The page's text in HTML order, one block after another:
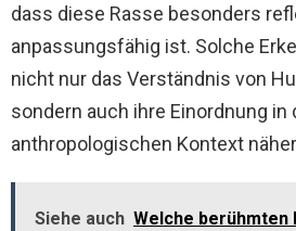
dass diese Rasse besonders
anpassungsfähig ist. Solche
nicht nur das Verständnis von
sondern auch ihre Einordnung in
anthropologischen Kontext
Siehe auch Welche berühmten